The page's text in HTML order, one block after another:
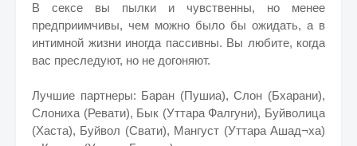
В сексе вы пылки и чувственны, но менее
предприимчивы, чем можно было бы ожидать, а в
интимной жизни иногда пассивны. Вы любите, когда
вас преследуют, но не догоняют.
Лучшие партнеры: Баран (Пушиа), Слон (Бхарани),
Слониха (Ревати), Бык (Уттара Фалгуни), Буйволица
(Хаста), Буйвол (Свати), Мангуст (Уттара Ашад¬ха)